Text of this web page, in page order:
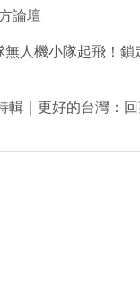
論壇
人機小隊起飛！鎖
輯｜更好的台灣：